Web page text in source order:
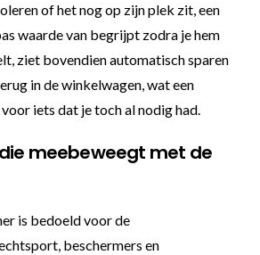
of het nog op zijn plek zit, een
waarde van begrijpt zodra je hem
ziet bovendien automatisch sparen
in de winkelwagen, wat een
iets dat je toch al nodig had.
meebeweegt met de
is bedoeld voor de
beschermers en